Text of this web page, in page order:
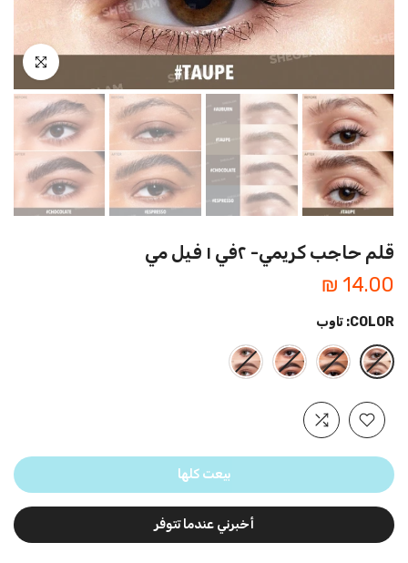
اضغط للتكبير
قلم حاجب كريمي- ٢في ١ فيل مي
14.00 ₪
COLOR: تاوب
بيعت كلها
أخبرني عندما تتوفر